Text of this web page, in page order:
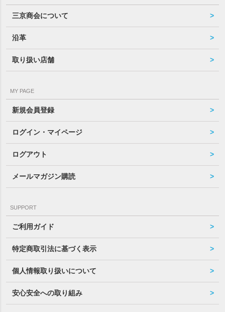
三京商会について
沿革
取り扱い店舗
MY PAGE
新規会員登録
ログイン・マイページ
ログアウト
メールマガジン購読
SUPPORT
ご利用ガイド
特定商取引法に基づく表示
個人情報取り扱いについて
安心安全への取り組み